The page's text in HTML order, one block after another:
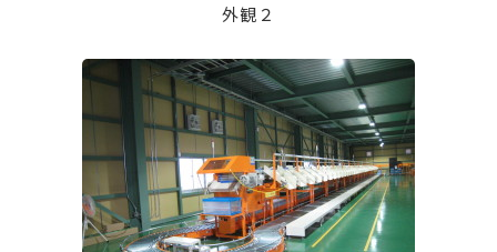
外観２